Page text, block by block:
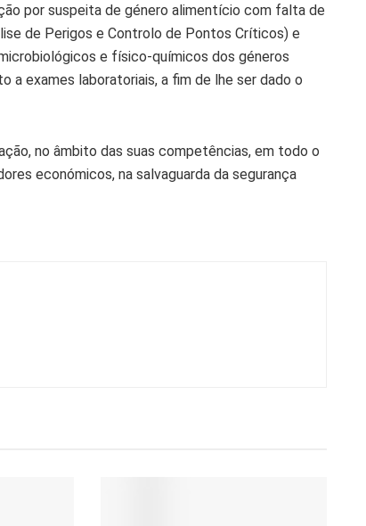
por suspeita de género alimentício com falta de
de Perigos e Controlo de Pontos Críticos) e
e físico-químicos dos géneros
a exames laboratoriais, a fim de lhe ser dado o
no âmbito das suas competências, em todo o
económicos, na salvaguarda da segurança